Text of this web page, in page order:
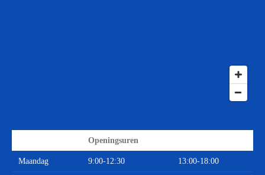
Openingsuren
Maandag 9:00-12:30 13:00-18:00